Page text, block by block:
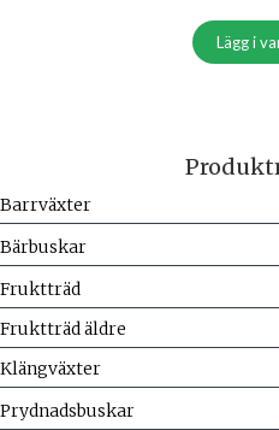
Lägg i
Barrväxter
Bärbuskar
Fruktträd
Fruktträd äldre
Klängväxter
Prydnadsbuskar